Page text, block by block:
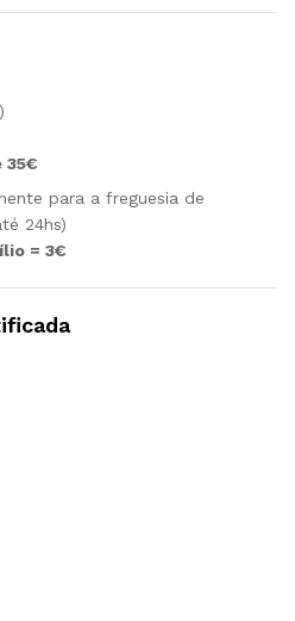
35€
para a freguesia de
24hs)
= 3€